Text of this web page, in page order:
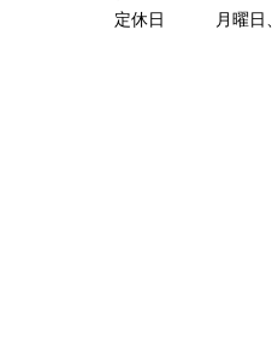
定休日 月曜日